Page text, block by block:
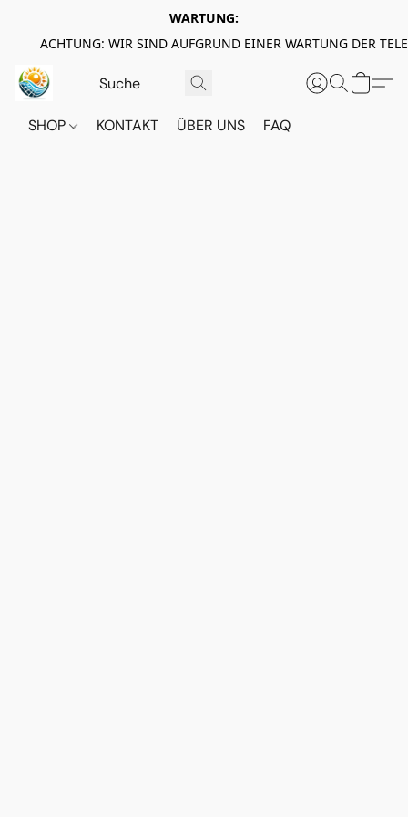
WARTUNG:
ACHTUNG: WIR SIND AUFGRUND EINER WARTUNG DER
SHOP KONTAKT ÜBER UNS FAQ